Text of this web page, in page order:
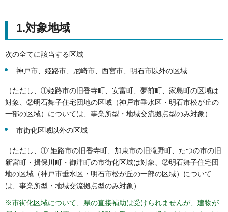
1.対象地域
次の全てに該当する区域
神戸市、姫路市、尼崎市、西宮市、明石市以外の区域
（ただし、①姫路市の旧香寺町、安富町、夢前町、家島町の区域は
対象、②明石舞子住宅団地の区域（神戸市垂水区・明石市松が丘の
一部の区域）については、事業所型・地域交流拠点型のみ対象）
市街化区域以外の区域
（ただし、①´姫路市の旧香寺町、加東市の旧滝野町、たつの市の旧
新宮町・揖保川町・御津町の市街化区域は対象、②明石舞子住宅団
地の区域（神戸市垂水区・明石市松が丘の一部の区域）について
は、事業所型・地域交流拠点型のみ対象）
※市街化区域について、県の直接補助は受けられませんが、建物が